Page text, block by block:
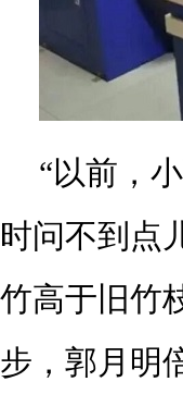
“以前，
时问不到点
竹高于旧竹
步，郭月明